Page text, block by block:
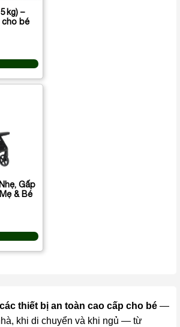
kg) –
cho bé
Gấp
& Bé
thiết bị an toàn cao cấp cho bé —
khi di chuyển và khi ngủ — từ